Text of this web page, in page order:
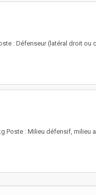
: Défenseur (latéral droit ou
Poste : Milieu défensif, milieu